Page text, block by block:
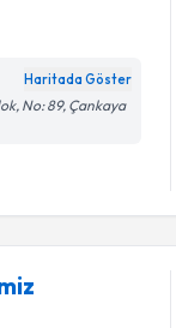
Haritada Göster
No: 89, Çankaya